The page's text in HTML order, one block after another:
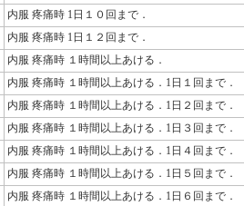
内服 疼痛時 1日１０回まで．
内服 疼痛時 1日１２回まで．
内服 疼痛時 １時間以上あける．
内服 疼痛時 １時間以上あける．1日１回まで．
内服 疼痛時 １時間以上あける．1日２回まで．
内服 疼痛時 １時間以上あける．1日３回まで．
内服 疼痛時 １時間以上あける．1日４回まで．
内服 疼痛時 １時間以上あける．1日５回まで．
内服 疼痛時 １時間以上あける．1日６回まで．